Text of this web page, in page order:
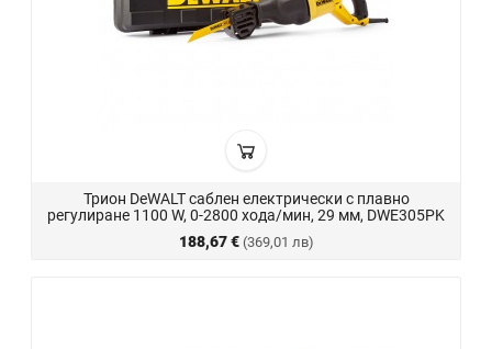
Трион DeWALT саблен електрически с плавно
регулиране 1100 W, 0-2800 хода/мин, 29 мм, DWE305PK
188,67 € (369,01 лв)